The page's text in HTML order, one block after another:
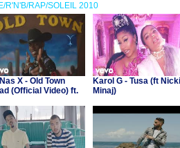
R'N'B/RAP/SOLEIL 2010
X - Old Town
(Official Video) ft.
Karol G - Tusa (ft Nicki
Minaj)